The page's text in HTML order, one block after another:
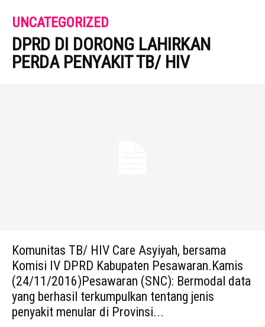
UNCATEGORIZED
DPRD DI DORONG LAHIRKAN
PERDA PENYAKIT TB/ HIV
Komunitas TB/ HIV Care Asyiyah, bersama
Komisi IV DPRD Kabupaten Pesawaran.Kamis
(24/11/2016)Pesawaran (SNC): Bermodal data
yang berhasil terkumpulkan tentang jenis
penyakit menular di Provinsi...